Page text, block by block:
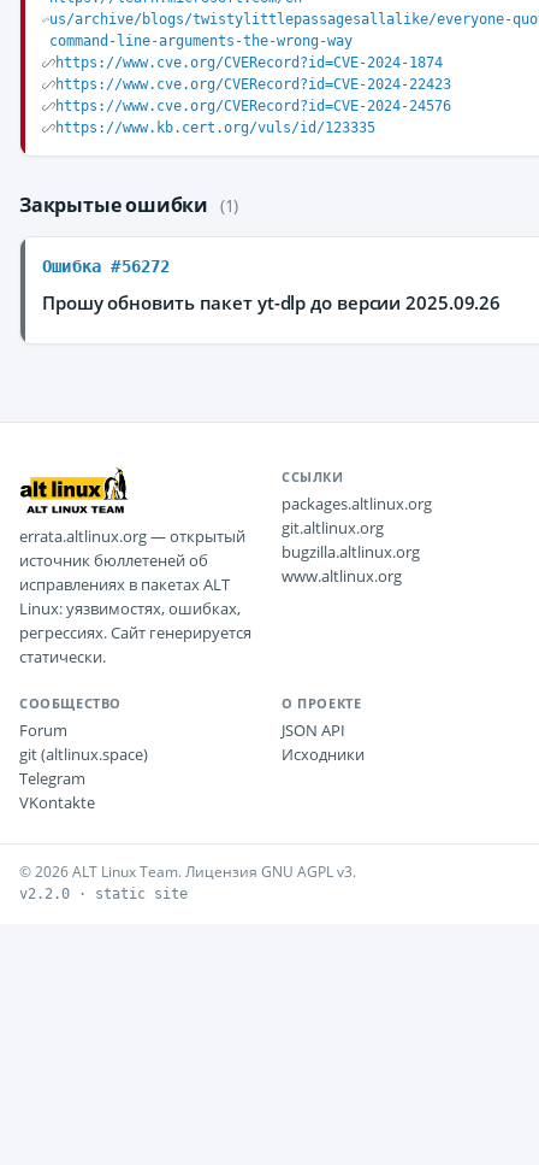
us/archive/blogs/twistylittlepassagesallalike/everyone-
command-line-arguments-the-wrong-way
https://www.cve.org/CVERecord?id=CVE-2024-1874
https://www.cve.org/CVERecord?id=CVE-2024-22423
https://www.cve.org/CVERecord?id=CVE-2024-24576
https://www.kb.cert.org/vuls/id/123335
Закрытые ошибки (1)
Ошибка #56272
Прошу обновить пакет yt-dlp до версии 2025.09.26
errata.altlinux.org — открытый
источник бюллетеней об
исправлениях в пакетах ALT
Linux: уязвимостях, ошибках,
регрессиях. Сайт генерируется
статически.
ССЫЛКИ
packages.altlinux.org
git.altlinux.org
bugzilla.altlinux.org
www.altlinux.org
СООБЩЕСТВО
Forum
git (altlinux.space)
Telegram
VKontakte
О ПРОЕКТЕ
JSON API
Исходники
© 2026 ALT Linux Team. Лицензия GNU AGPL v3.
v2.2.0 · static site